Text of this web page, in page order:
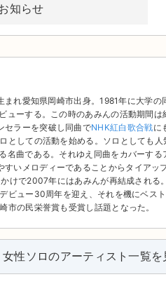
知らせ
れ愛知県岡崎市出身。1981年に大学の
ューする。この時のあみんの活動期間は
セラーを突破し同曲でNHK紅白歌合戦に
としての活動を始める。ソロとしても人
名曲である。それゆえ同曲をカバーする
いメロディーであることからタイアッ
けで2007年にはあみんが再結成される
ビュー30周年を迎え、それを機にベス
の民栄誉賞も受賞し話題となった。
女性ソロのアーティスト一覧を